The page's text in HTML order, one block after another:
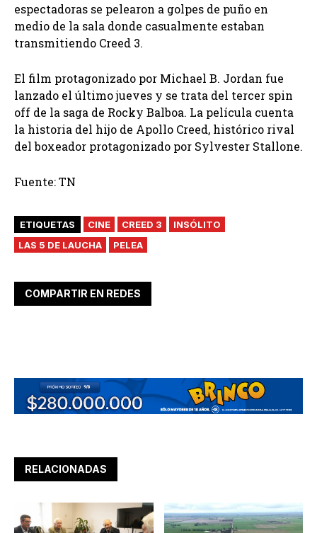
espectadoras se pelearon a golpes de puño en
medio de la sala donde casualmente estaban
transmitiendo Creed 3.
El film protagonizado por Michael B. Jordan fue
lanzado el último jueves y se trata del tercer spin
off de la saga de Rocky Balboa. La película cuenta
la historia del hijo de Apollo Creed, histórico rival
del boxeador protagonizado por Sylvester Stallone.
Fuente: TN
ETIQUETAS CINE CREED 3
INSÓLITO
LAS 5 DE LAUCHA
PELEA
COMPARTIR EN REDES
RELACIONADAS